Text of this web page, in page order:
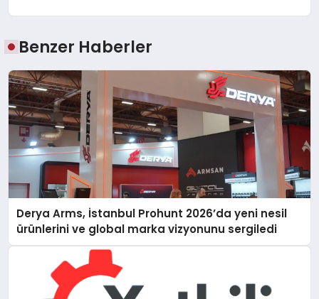
Benzer Haberler
Derya Arms, İstanbul Prohunt 2026’da yeni nesil
ürünlerini ve global marka vizyonunu sergiledi